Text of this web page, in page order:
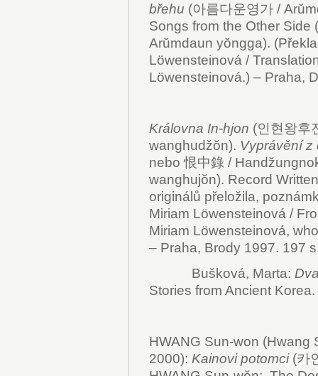
břehu (아름다운영가 /
Songs from the Other Side
Arŭmdaun yŏngga).
Löwensteinová /
Löwensteinová.) – Praha,
Královna In-hjon (인현왕후
wanghudžŏn). Vyprávění
nebo 恨中錄 /
wanghujŏn). Record
originálů přeložila,
Miriam Löwensteinová /
Miriam Löwensteinová,
– Praha, Brody 1997. 197
Bušková, Marta:
Stories from Ancient
HWANG Sun-won (Hwang
2000): Kainovi potomci (카